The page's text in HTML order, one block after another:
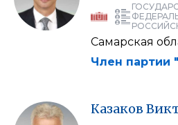
Самарская
Член партии
Казаков